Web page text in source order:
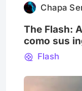
los hombros
Chapa
The Flash:
como sus
¿EsFlash